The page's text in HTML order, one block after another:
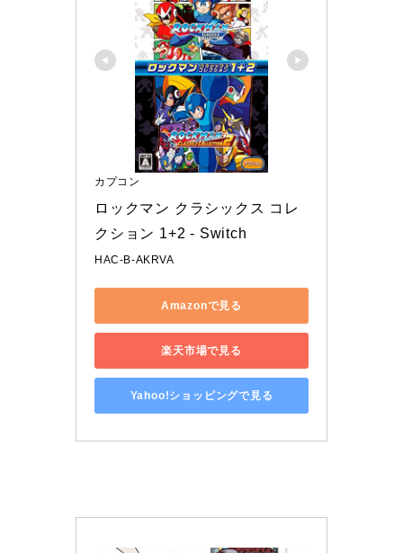
カプコン
ロックマン クラシックス コレ
クション 1+2 - Switch
HAC-B-AKRVA
Amazonで見る
楽天市場で見る
Yahoo!ショッピングで見る